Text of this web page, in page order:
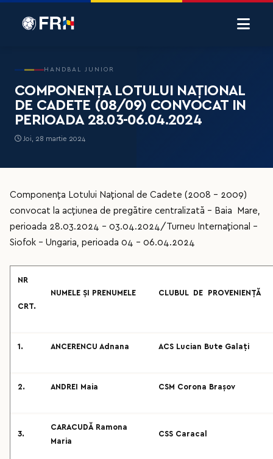
HANDBAL JUNIOR
COMPONENȚA LOTULUI NAȚIONAL
DE CADETE (08/09) CONVOCAT IN
PERIOADA 28.03-06.04.2024
Joi, 28 martie 2024
Componența Lotului Național de Cadete (2008 - 2009)
convocat la acțiunea de pregătire centralizată - Baia Mare,
perioada 28.03.2024 - 03.04.2024/Turneu Internațional -
Siofok - Ungaria, perioada 04 - 06.04.2024
NR
CRT.
NUMELE ȘI PRENUMELE CLUBUL DE PROVENIENȚĂ
1. ANCERENCU Adnana ACS Lucian Bute Galați
2. ANDREI Maia CSM Corona Brașov
3.
CARACUDĂ Ramona
Maria
CSS Caracal